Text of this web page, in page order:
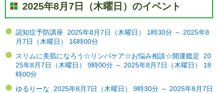
2025年8月7日（木曜日）のイベント
認知症予防講座 2025年8月7日（木曜日） 1時30分 ～ 2025年8
月7日（木曜日） 16時00分
スリムに美肌になろう☆リンパケア☆お悩み相談☆開運鑑定 20
25年8月7日（木曜日） 9時00分 ～ 2025年8月7日（木曜日） 18
時00分
ゆるりーな 2025年8月7日（木曜日） 9時30分 ～ 2025年8月7日